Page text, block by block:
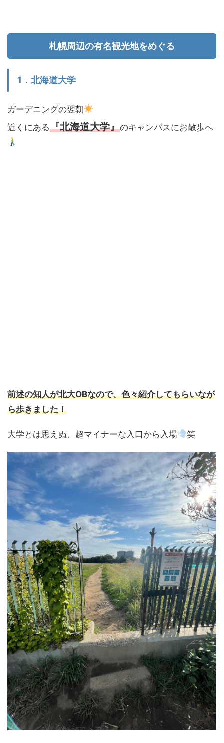
札幌周辺の有名観光地をめぐる
1．北海道大学
ガーデニングの翌朝
近くにある『北海道大学』のキャンパスにお散歩へ
前述の知人が北大OBなので、色々紹介してもらいなが
ら歩きました！
大学とは思えぬ、超マイナーな入口から入場 笑